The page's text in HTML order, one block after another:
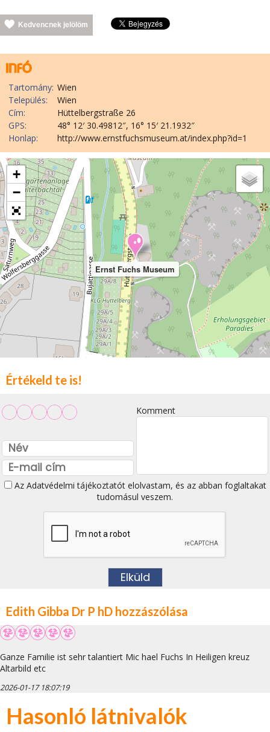
Kedvencnek jelölöm
Tartomány: Wien
Település:
Wien
Cím:
Hüttelbergstraße 26
GPS:
48° 12′ 30.49812″, 16° 15′ 21.1932″
Honlap:
http://www.ernstfuchsmuseum.at/index.php?id=1
Ernst Fuchs Museum
+
−
Értékeld te is!
Komment
Az Adatvédelmi tájékoztatótelolvastam, és az abban foglaltakat
tudomásul veszem.
Edith Gibba Dr P hD hozzászólása
Ganze Familie ist sehr talantiert Mic hael Fuchs In Heiligen kreuz
Altarbild etc
2026-01-17 18:07:19
Hasonló látnivalók